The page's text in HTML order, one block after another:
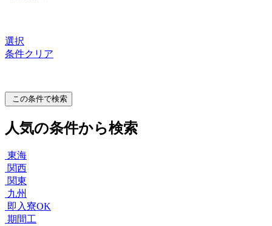
選択
条件クリア
この条件で検索
人気の条件から検索
東海
関西
関東
九州
即入寮OK
期間工